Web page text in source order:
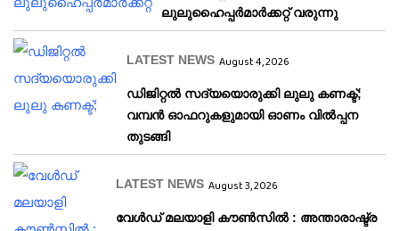
ലുലുഹൈപ്പർമാർക്കറ്റ് വരുന്നു
LATEST NEWS August 4, 2026
ഡിജിറ്റൽ സദ്യയൊരുക്കി ലുലു കണക്ട്;
വമ്പൻ ഓഫറുകളുമായി ഓണം വിൽപ്പന
തുടങ്ങി
LATEST NEWS August 3, 2026
വേള്‍ഡ് മലയാളി കൗണ്‍സില്‍ : അന്താരാഷ്ട്ര